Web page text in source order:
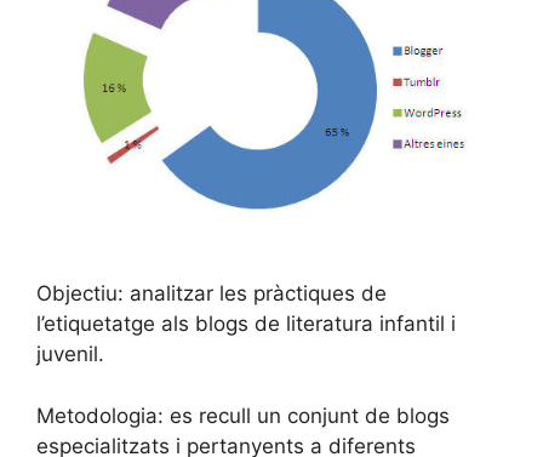
Objectiu: analitzar les pràctiques de
l’etiquetatge als blogs de literatura infantil i
juvenil.
Metodologia: es recull un conjunt de blogs
especialitzats i pertanyents a diferents